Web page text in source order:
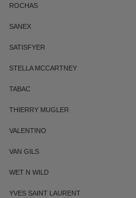
ROCHAS
SANEX
SATISFYER
STELLA MCCARTNEY
TABAC
THIERRY MUGLER
VALENTINO
VAN GILS
WET N WILD
YVES SAINT LAURENT